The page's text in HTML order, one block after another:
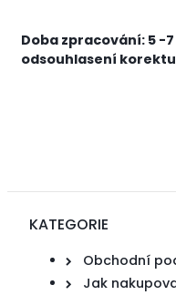
Doba zpracování: 5 -
odsouhlasení
KATEGORIE
Obchodní
Jak